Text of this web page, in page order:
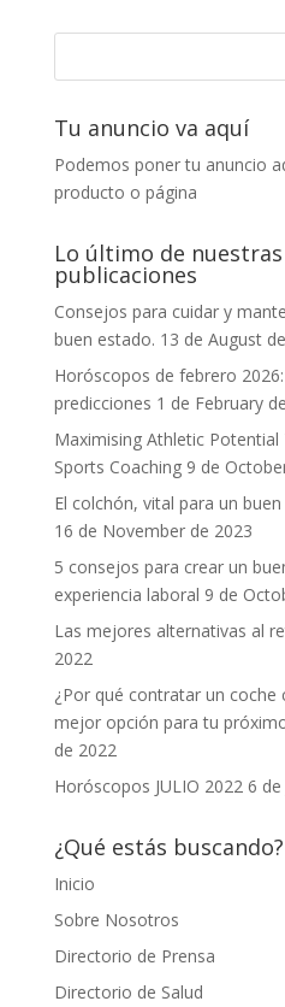
Tu anuncio va aquí
Podemos poner tu anuncio
producto o página
Lo último de
publicaciones
Consejos para cuidar y
buen estado. 13 de August
Horóscopos de febrero
predicciones 1 de February
Maximising Athletic
Sports Coaching 9 de
El colchón, vital para un
16 de November de 2023
5 consejos para crear un
experiencia laboral 9 de
Las mejores alternativas al
2022
¿Por qué contratar un coche
mejor opción para tu
de 2022
Horóscopos JULIO 2022 6 de
¿Qué estás buscando?
Inicio
Sobre Nosotros
Directorio de Prensa
Directorio de Salud